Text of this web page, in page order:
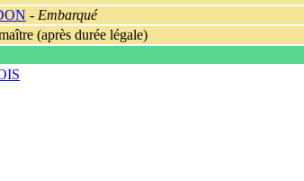
- Embarqué
(après durée légale)